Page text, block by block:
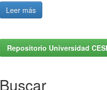
Leer más
Repositorio Universidad
Buscar